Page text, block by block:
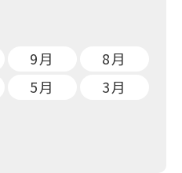
9月
8月
5月
3月